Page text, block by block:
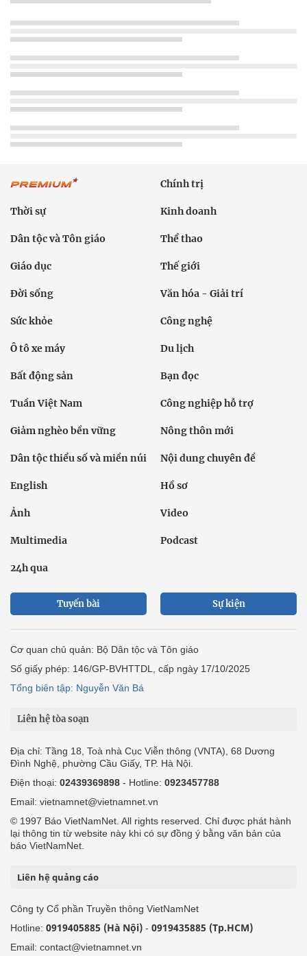
Chính trị
Thời sự Kinh doanh
Dân tộc và Tôn giáo Thể thao
Giáo dục Thế giới
Đời sống Văn hóa - Giải trí
Sức khỏe Công nghệ
Ô tô xe máy Du lịch
Bất động sản Bạn đọc
Tuần Việt Nam Công nghiệp hỗ trợ
Giảm nghèo bền vững Nông thôn mới
Dân tộc thiểu số và miền núi Nội dung chuyên đề
English Hồ sơ
Ảnh Video
Multimedia Podcast
24h qua
Tuyến bài Sự kiện
Cơ quan chủ quản: Bộ Dân tộc và Tôn giáo
Số giấy phép: 146/GP-BVHTTDL, cấp ngày 17/10/2025
Tổng biên tập: Nguyễn Văn Bá
Liên hệ tòa soạn
Địa chỉ: Tầng 18, Toà nhà Cục Viễn thông (VNTA), 68 Dương
Đình Nghệ, phường Cầu Giấy, TP. Hà Nội.
Điện thoại: 02439369898 - Hotline: 0923457788
Email: vietnamnet@vietnamnet.vn
© 1997 Báo VietNamNet. All rights reserved. Chỉ được phát hành
lại thông tin từ website này khi có sự đồng ý bằng văn bản của
báo VietNamNet.
Liên hệ quảng cáo
Công ty Cổ phần Truyền thông VietNamNet
Hotline: 0919405885 (Hà Nội) - 0919435885 (Tp.HCM)
Email: contact@vietnamnet.vn